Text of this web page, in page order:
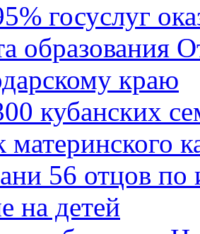
госуслуг
образования
краю
кубанских
материнского
56 отцов по
на детей